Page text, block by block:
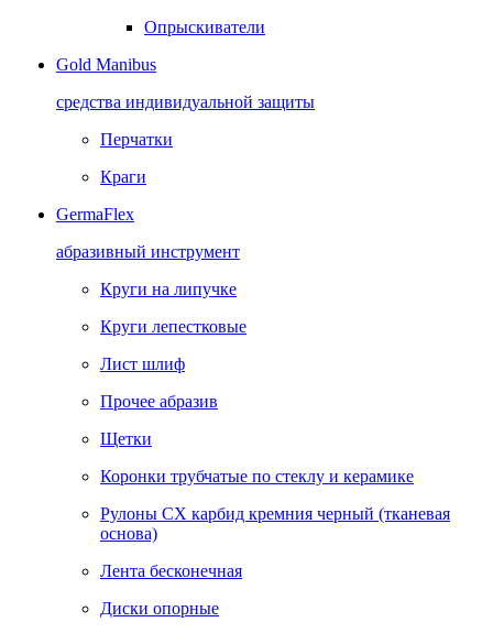
Опрыскиватели
Gold Manibus
средства индивидуальной защиты
Перчатки
Краги
GermaFlex
абразивный инструмент
Круги на липучке
Круги лепестковые
Лист шлиф
Прочее абразив
Щетки
Коронки трубчатые по стеклу и керамике
Рулоны CX карбид кремния черный (тканевая
основа)
Лента бесконечная
Диски опорные